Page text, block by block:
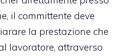
il committente deve
la prestazione che
lavoratore, attraverso